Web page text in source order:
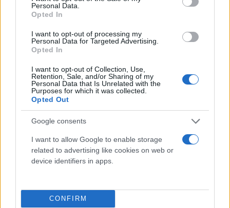
Personal Data.
Opted In
I want to opt-out of processing my
Personal Data for Targeted Advertising.
Opted In
I want to opt-out of Collection, Use,
Retention, Sale, and/or Sharing of my
Personal Data that Is Unrelated with the
Purposes for which it was collected.
Opted Out
Google consents
I want to allow Google to enable storage
related to advertising like cookies on web or
device identifiers in apps.
CONFIRM